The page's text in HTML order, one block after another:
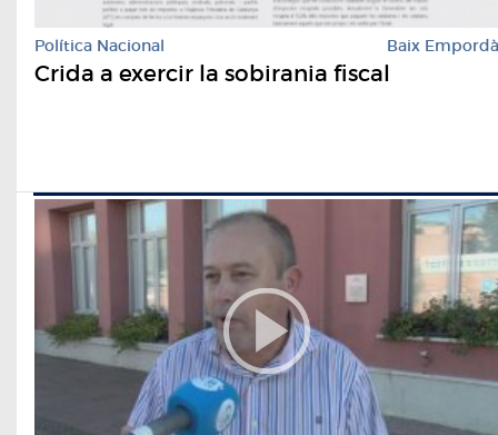
Política Nacional Baix Empordà
Crida a exercir la sobirania fiscal